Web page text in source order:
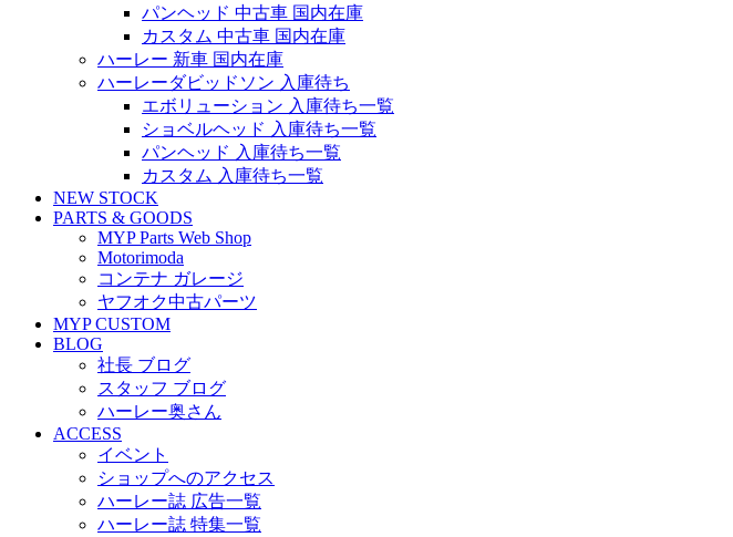
パンヘッド 中古車 国内在庫
カスタム 中古車 国内在庫
ハーレー 新車 国内在庫
ハーレーダビッドソン 入庫待ち
エボリューション 入庫待ち一覧
ショベルヘッド 入庫待ち一覧
パンヘッド 入庫待ち一覧
カスタム 入庫待ち一覧
NEW STOCK
PARTS & GOODS
MYP Parts Web Shop
Motorimoda
コンテナ ガレージ
ヤフオク中古パーツ
MYP CUSTOM
BLOG
社長 ブログ
スタッフ ブログ
ハーレー奥さん
ACCESS
イベント
ショップへのアクセス
ハーレー誌 広告一覧
ハーレー誌 特集一覧